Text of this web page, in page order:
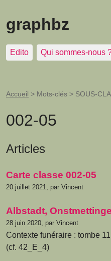
graphbz
Edito Qui sommes-nous
Accueil > Mots-clés > SOUS-
002-05
Articles
Carte classe 002-05
20 juillet 2021, par Vincent
Albstadt,
28 juin 2020, par Vincent
Contexte funéraire : tombe
(cf. 42_E_4)